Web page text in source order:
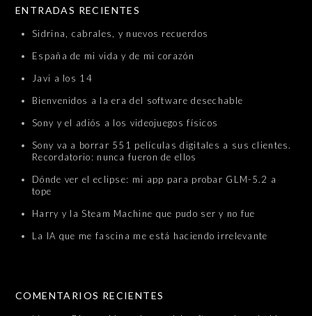
ENTRADAS RECIENTES
Sidrina, cabrales, y nuevos recuerdos
España de mi vida y de mi corazón
Javi a los 14
Bienvenidos a la era del software desechable
Sony y el adiós a los videojuegos físicos
Sony va a borrar 551 películas digitales a sus clientes.
Recordatorio: nunca fueron de ellos
Dónde ver el eclipse: mi app para probar GLM-5.2 a
tope
Harry y la Steam Machine que pudo ser y no fue
La IA que me fascina me está haciendo irrelevante
COMENTARIOS RECIENTES